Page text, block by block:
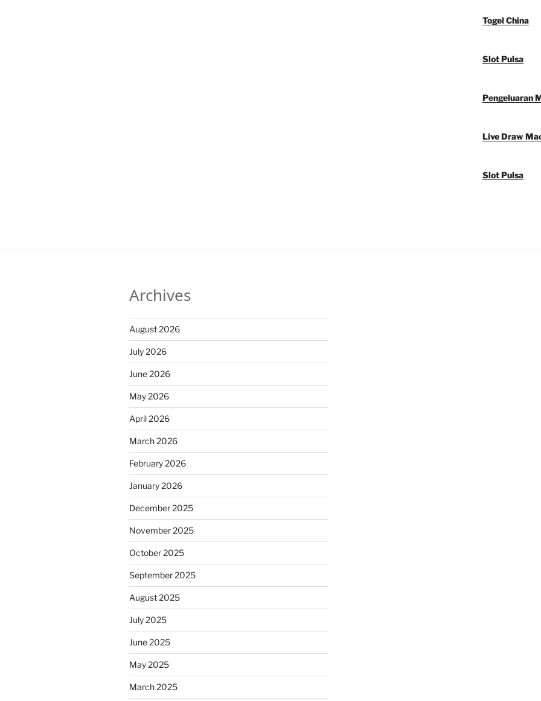
Togel China
Slot Pulsa
Pengeluaran
Live Draw
Slot Pulsa
Archives
August 2026
July 2026
June 2026
May 2026
April 2026
March 2026
February 2026
January 2026
December 2025
November 2025
October 2025
September 2025
August 2025
July 2025
June 2025
May 2025
March 2025